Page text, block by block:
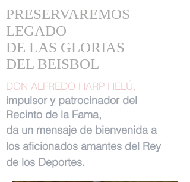
PRESERVAREMOS
LEGADO
DE LAS GLORIAS
DEL BEISBOL
DON ALFREDO HARP HELÚ,
impulsor y patrocinador del
Recinto de la Fama,
da un mensaje de bienvenida a
los aficionados amantes del Rey
de los Deportes.